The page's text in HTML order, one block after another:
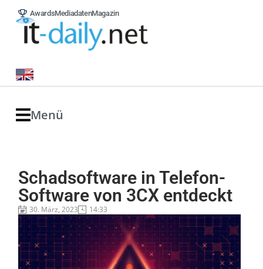
AwardsMediadatenMagazin
Menü
Schadsoftware in Telefon-
Software von 3CX entdeckt
30. März, 2023 14:33